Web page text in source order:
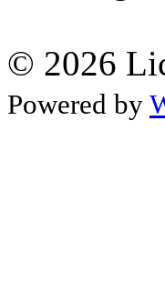
© 2026
Powered by